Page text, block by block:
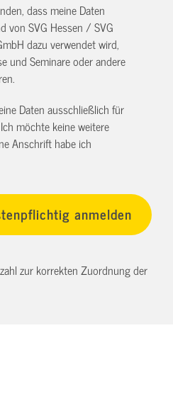
dass meine Daten
von SVG Hessen / SVG
dazu verwendet wird,
und Seminare oder andere
Daten ausschließlich für
möchte keine weitere
Anschrift habe ich
zur korrekten Zuordnung der